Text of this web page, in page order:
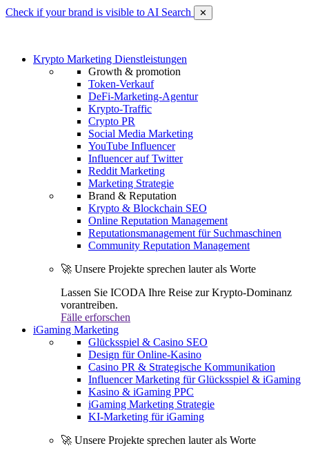
Check if your brand is visible to AI Search ✕
Krypto Marketing Dienstleistungen
Growth & promotion
Token-Verkauf
DeFi-Marketing-Agentur
Krypto-Traffic
Crypto PR
Social Media Marketing
YouTube Influencer
Influencer auf Twitter
Reddit Marketing
Marketing Strategie
Brand & Reputation
Krypto & Blockchain SEO
Online Reputation Management
Reputationsmanagement für Suchmaschinen
Community Reputation Management
🚀 Unsere Projekte sprechen lauter als Worte
Lassen Sie ICODA Ihre Reise zur Krypto-Dominanz
vorantreiben.
Fälle erforschen
iGaming Marketing
Glücksspiel & Casino SEO
Design für Online-Kasino
Casino PR & Strategische Kommunikation
Influencer Marketing für Glücksspiel & iGaming
Kasino & iGaming PPC
iGaming Marketing Strategie
KI-Marketing für iGaming
🚀 Unsere Projekte sprechen lauter als Worte